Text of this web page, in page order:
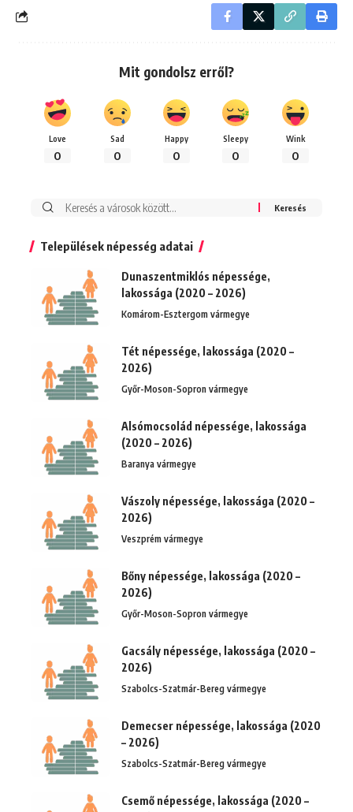
Mit gondolsz erről?
Love
0
Sad
0
Happy
0
Sleepy
0
Wink
0
Keresés:
Települések népesség adatai
Dunaszentmiklós népessége,
lakossága (2020 – 2026)
Komárom-Esztergom vármegye
Tét népessége, lakossága (2020 –
2026)
Győr-Moson-Sopron vármegye
Alsómocsolád népessége, lakossága
(2020 – 2026)
Baranya vármegye
Vászoly népessége, lakossága (2020 –
2026)
Veszprém vármegye
Bőny népessége, lakossága (2020 –
2026)
Győr-Moson-Sopron vármegye
Gacsály népessége, lakossága (2020 –
2026)
Szabolcs-Szatmár-Bereg vármegye
Demecser népessége, lakossága (2020
– 2026)
Szabolcs-Szatmár-Bereg vármegye
Csemő népessége, lakossága (2020 –